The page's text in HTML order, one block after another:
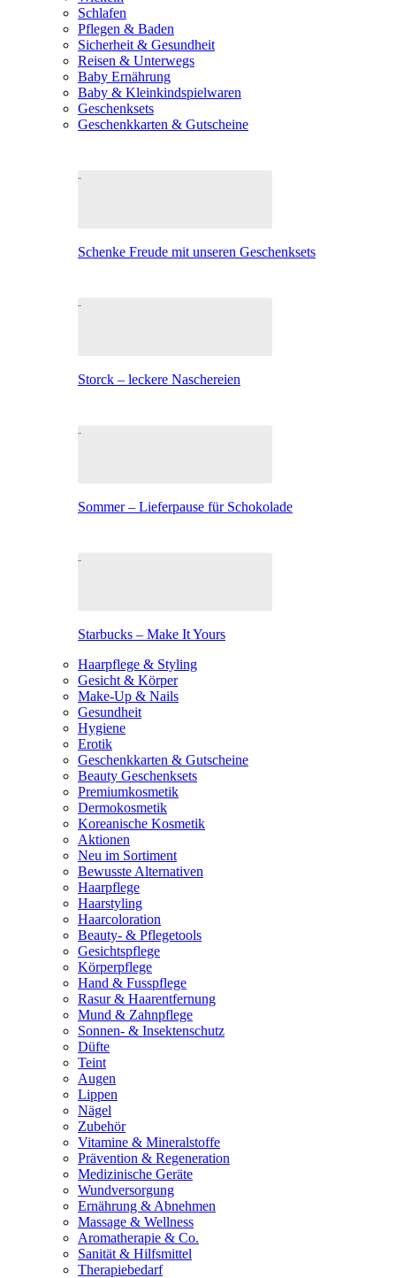
Schlafen
Pflegen & Baden
Sicherheit & Gesundheit
Reisen & Unterwegs
Baby Ernährung
Baby & Kleinkindspielwaren
Geschenksets
Geschenkkarten & Gutscheine
Schenke Freude mit unseren Geschenksets
Storck – leckere Naschereien
Sommer – Lieferpause für Schokolade
Starbucks – Make It Yours
Haarpflege & Styling
Gesicht & Körper
Make-Up & Nails
Gesundheit
Hygiene
Erotik
Geschenkkarten & Gutscheine
Beauty Geschenksets
Premiumkosmetik
Dermokosmetik
Koreanische Kosmetik
Aktionen
Neu im Sortiment
Bewusste Alternativen
Haarpflege
Haarstyling
Haarcoloration
Beauty- & Pflegetools
Gesichtspflege
Körperpflege
Hand & Fusspflege
Rasur & Haarentfernung
Mund & Zahnpflege
Sonnen- & Insektenschutz
Düfte
Teint
Augen
Lippen
Nägel
Zubehör
Vitamine & Mineralstoffe
Prävention & Regeneration
Medizinische Geräte
Wundversorgung
Ernährung & Abnehmen
Massage & Wellness
Aromatherapie & Co.
Sanität & Hilfsmittel
Therapiebedarf